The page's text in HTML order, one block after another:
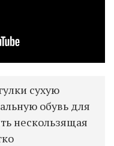
сухую
обувь для
нескользящая